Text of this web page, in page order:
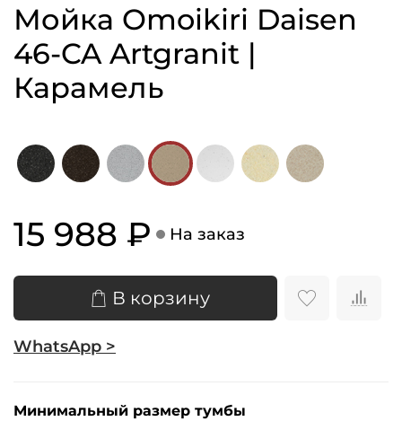
Мойка Omoikiri Daisen
46-CA Artgranit |
Карамель
15 988 ₽ На заказ
В корзину
WhatsApp >
Минимальный размер тумбы